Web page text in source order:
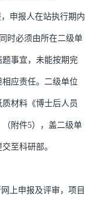
申报人在站执行期内
时必须由所在二级单
事宜，未能按期完
应责任。二级单位
材料《博士后人员
（附件5） ，盖二级单
至科研部。
上申报及评审，项目